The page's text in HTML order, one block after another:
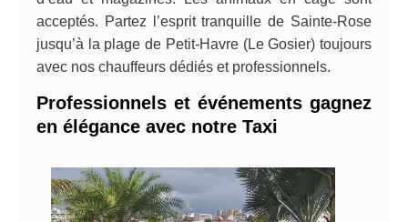
acceptés. Partez l’esprit tranquille de Sainte-Rose
jusqu’à la plage de Petit-Havre (Le Gosier) toujours
avec nos chauffeurs dédiés et professionnels.
Professionnels et événements gagnez
en élégance avec notre Taxi